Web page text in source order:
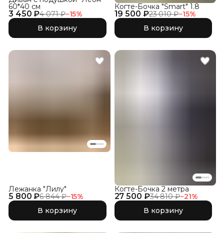
3 450 ₽4 071 ₽−15%
60*40 см
В корзину
19 500 ₽23 010 ₽−15%
Когте-Бочка "Smart" 1.8
В корзину
5 800 ₽6 844 ₽−15%
Лежанка "Лилу"
В корзину
27 500 ₽34 810 ₽−21%
Когте-Бочка 2 метра
В корзину